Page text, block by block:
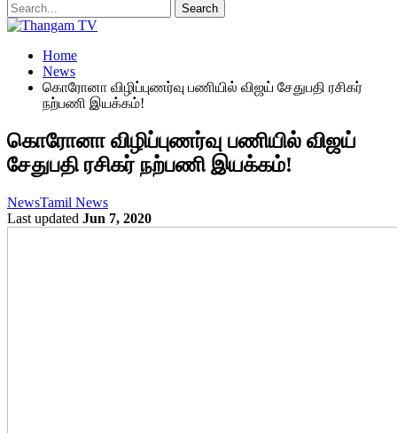
Home
News
கொரோனா விழிப்புணர்வு பணியில் விஜய் சேதுபதி ரசிகர்
நற்பணி இயக்கம்!
கொரோனா விழிப்புணர்வு பணியில் விஜய்
சேதுபதி ரசிகர் நற்பணி இயக்கம்!
NewsTamil News
Last updated Jun 7, 2020